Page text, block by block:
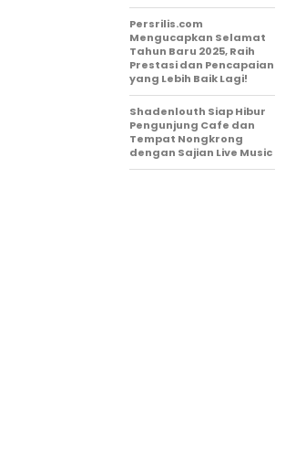
Persrilis.com
Mengucapkan Selamat
Tahun Baru 2025, Raih
Prestasi dan Pencapaian
yang Lebih Baik Lagi!
Shadenlouth Siap Hibur
Pengunjung Cafe dan
Tempat Nongkrong
dengan Sajian Live Music